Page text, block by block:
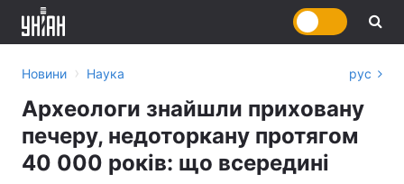
Новини › Наука рус
Археологи знайшли приховану
печеру, недоторкану протягом
40 000 років: що всередині